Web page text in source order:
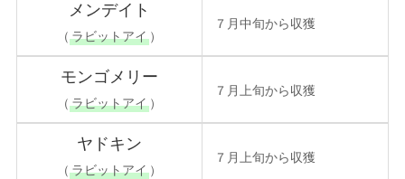
メンデイト
（ ラビットアイ）
７月中旬から収獲
モンゴメリー
（ ラビットアイ）
７月上旬から収獲
ヤドキン
（ ラビットアイ）
７月上旬から収獲